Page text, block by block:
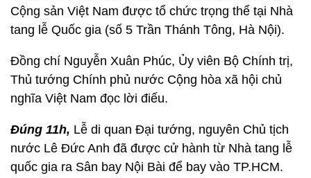
Cộng sản Việt Nam được tổ chức trọng thể tại Nhà
tang lễ Quốc gia (số 5 Trần Thánh Tông, Hà Nội).
Đồng chí Nguyễn Xuân Phúc, Ủy viên Bộ Chính trị,
Thủ tướng Chính phủ nước Cộng hòa xã hội chủ
nghĩa Việt Nam đọc lời điếu.
Đúng 11h, Lễ di quan Đại tướng, nguyên Chủ tịch
nước Lê Đức Anh đã được cử hành từ Nhà tang lễ
quốc gia ra Sân bay Nội Bài để bay vào TP.HCM.